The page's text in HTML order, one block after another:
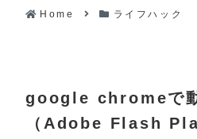
Home ライフハック
google chromeで
（Adobe Flash